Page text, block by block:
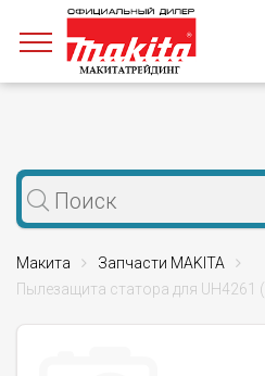
Макита
Запчасти MAKITA
Пылезащита статора для UH4261